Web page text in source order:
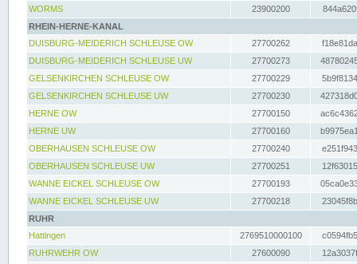
WORMS
23900200
RHEIN-HERNE-KANAL
DUISBURG-MEIDERICH SCHLEUSE OW
27700262
DUISBURG-MEIDERICH SCHLEUSE UW
27700273
GELSENKIRCHEN SCHLEUSE OW
27700229
GELSENKIRCHEN SCHLEUSE UW
27700230
HERNE OW
27700150
HERNE UW
27700160
OBERHAUSEN SCHLEUSE OW
27700240
OBERHAUSEN SCHLEUSE UW
27700251
WANNE EICKEL SCHLEUSE OW
27700193
WANNE EICKEL SCHLEUSE UW
27700218
RUHR
Hattingen
2769510000100
RUHRWEHR OW
27600090